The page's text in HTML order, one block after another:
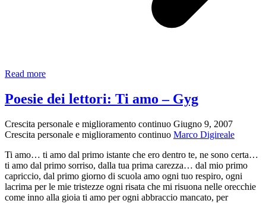
Read moreAve
Buona
(1970)
Poesie dei lettori: Ti amo – Gyg
Crescita personale e miglioramento continuo Giugno 9, 2007
Crescita personale e miglioramento continuo Marco Digireale
Ti amo… ti amo dal primo istante che ero dentro te, ne sono certa…
ti amo dal primo sorriso, dalla tua prima carezza… dal mio primo
capriccio, dal primo giorno di scuola amo ogni tuo respiro, ogni
lacrima per le mie tristezze ogni risata che mi risuona nelle orecchie
come inno alla gioia ti amo per ogni abbraccio mancato, per